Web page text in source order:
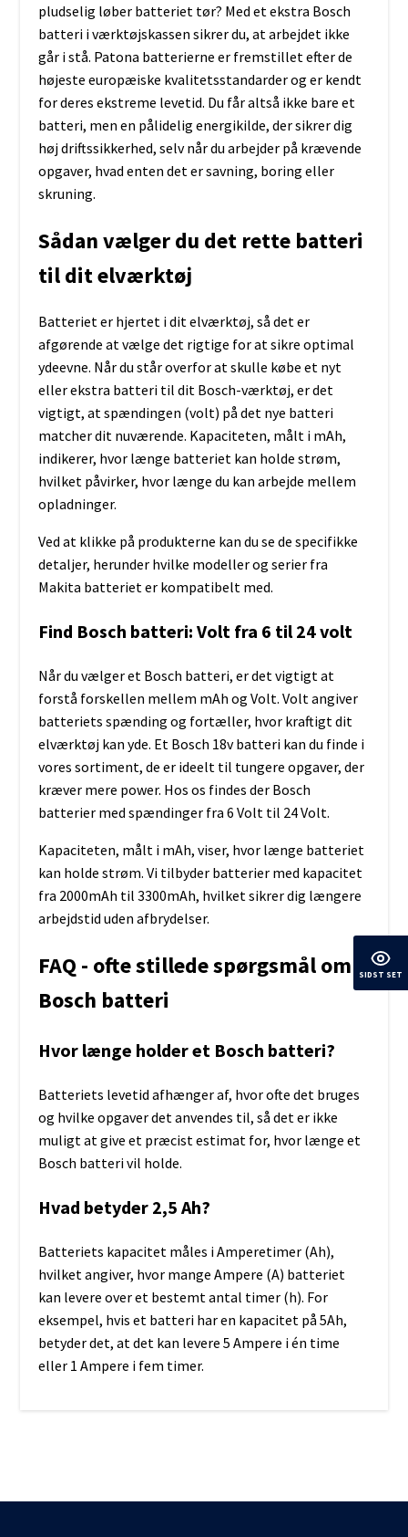
pludselig løber batteriet tør? Med et ekstra Bosch
batteri i værktøjskassen sikrer du, at arbejdet ikke
går i stå. Patona batterierne er fremstillet efter de
højeste europæiske kvalitetsstandarder og er kendt
for deres ekstreme levetid. Du får altså ikke bare et
batteri, men en pålidelig energikilde, der sikrer dig
høj driftssikkerhed, selv når du arbejder på krævende
opgaver, hvad enten det er savning, boring eller
skruning.
Sådan vælger du det rette batteri
til dit elværktøj
Batteriet er hjertet i dit elværktøj, så det er
afgørende at vælge det rigtige for at sikre optimal
ydeevne. Når du står overfor at skulle købe et nyt
eller ekstra batteri til dit Bosch-værktøj, er det
vigtigt, at spændingen (volt) på det nye batteri
matcher dit nuværende. Kapaciteten, målt i mAh,
indikerer, hvor længe batteriet kan holde strøm,
hvilket påvirker, hvor længe du kan arbejde mellem
opladninger.
Ved at klikke på produkterne kan du se de specifikke
detaljer, herunder hvilke modeller og serier fra
Makita batteriet er kompatibelt med.
Find Bosch batteri: Volt fra 6 til 24 volt
Når du vælger et Bosch batteri, er det vigtigt at
forstå forskellen mellem mAh og Volt. Volt angiver
batteriets spænding og fortæller, hvor kraftigt dit
elværktøj kan yde. Et Bosch 18v batteri kan du finde i
vores sortiment, de er ideelt til tungere opgaver, der
kræver mere power. Hos os findes der Bosch
batterier med spændinger fra 6 Volt til 24 Volt.
Kapaciteten, målt i mAh, viser, hvor længe batteriet
kan holde strøm. Vi tilbyder batterier med kapacitet
fra 2000mAh til 3300mAh, hvilket sikrer dig længere
arbejdstid uden afbrydelser.
FAQ - ofte stillede spørgsmål om
Bosch batteri
Hvor længe holder et Bosch batteri?
Batteriets levetid afhænger af, hvor ofte det bruges
og hvilke opgaver det anvendes til, så det er ikke
muligt at give et præcist estimat for, hvor længe et
Bosch batteri vil holde.
Hvad betyder 2,5 Ah?
Batteriets kapacitet måles i Amperetimer (Ah),
hvilket angiver, hvor mange Ampere (A) batteriet
kan levere over et bestemt antal timer (h). For
eksempel, hvis et batteri har en kapacitet på 5Ah,
betyder det, at det kan levere 5 Ampere i én time
eller 1 Ampere i fem timer.
SIDST SET